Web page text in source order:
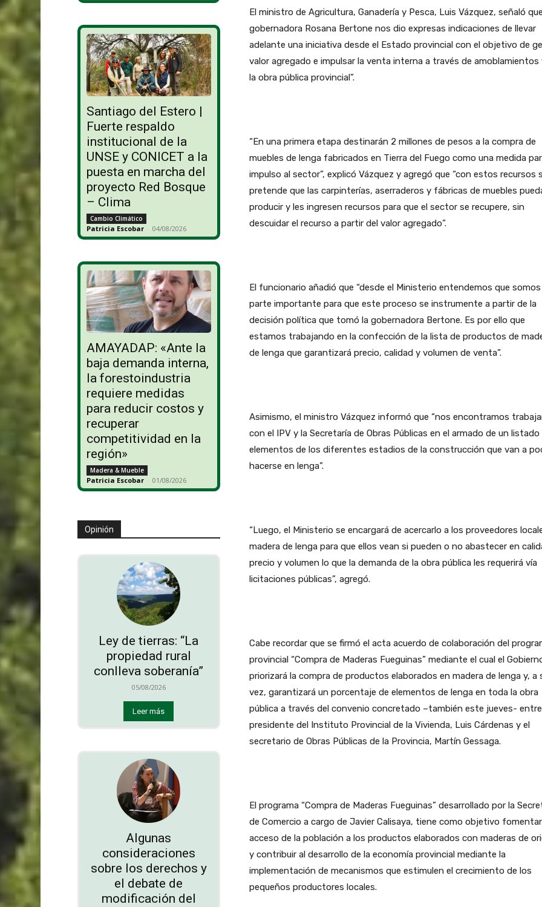
Santiago del Estero |
Fuerte respaldo
institucional de la
UNSE y CONICET a la
puesta en marcha del
proyecto Red Bosque
– Clima
Cambio Climático
Patricia Escobar - 04/08/2026
AMAYADAP: «Ante la
baja demanda interna,
la forestoindustria
requiere medidas
para reducir costos y
recuperar
competitividad en la
región»
Madera & Mueble
Patricia Escobar - 01/08/2026
Opinión
Ley de tierras: “La
propiedad rural
conlleva soberanía”
05/08/2026
Leer más
Algunas
consideraciones
sobre los derechos y
el debate de
modificación del
El ministro de Agricultura, Ganadería y Pesca, Luis Vázquez, señaló
gobernadora Rosana Bertone nos dio expresas indicaciones de llevar
adelante una iniciativa desde el Estado provincial con el objetivo de
valor agregado e impulsar la venta interna a través de amoblamientos
la obra pública provincial”.
“En una primera etapa destinarán 2 millones de pesos a la compra de
muebles de lenga fabricados en Tierra del Fuego como una medida
impulso al sector”, explicó Vázquez y agregó que “con estos recursos
pretende que las carpinterías, aserraderos y fábricas de muebles
producir y les ingresen recursos para que el sector se recupere, sin
descuidar el recurso a partir del valor agregado”.
El funcionario añadió que “desde el Ministerio entendemos que
parte importante para que este proceso se instrumente a partir de la
decisión política que tomó la gobernadora Bertone. Es por ello que
estamos trabajando en la confección de la lista de productos de
de lenga que garantizará precio, calidad y volumen de venta”.
Asimismo, el ministro Vázquez informó que “nos encontramos
con el IPV y la Secretaría de Obras Públicas en el armado de un listado
elementos de los diferentes estadios de la construcción que van a
hacerse en lenga”.
“Luego, el Ministerio se encargará de acercarlo a los proveedores
madera de lenga para que ellos vean si pueden o no abastecer en
precio y volumen lo que la demanda de la obra pública les requerirá vía
licitaciones públicas”, agregó.
Cabe recordar que se firmó el acta acuerdo de colaboración del
provincial “Compra de Maderas Fueguinas” mediante el cual el
priorizará la compra de productos elaborados en madera de lenga y, a
vez, garantizará un porcentaje de elementos de lenga en toda la obra
pública a través del convenio concretado –también este jueves-
presidente del Instituto Provincial de la Vivienda, Luis Cárdenas y el
secretario de Obras Públicas de la Provincia, Martín Gessaga.
El programa “Compra de Maderas Fueguinas” desarrollado por la
de Comercio a cargo de Javier Calisaya, tiene como objetivo
acceso de la población a los productos elaborados con maderas de
y contribuir al desarrollo de la economía provincial mediante la
implementación de mecanismos que estimulen el crecimiento de los
pequeños productores locales.